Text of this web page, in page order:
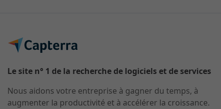
Le site n° 1 de la recherche de logiciels et de services
Nous aidons votre entreprise à gagner du temps, à
augmenter la productivité et à accélérer la croissance.